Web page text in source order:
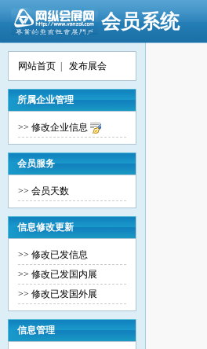
会员系统
网站首页 发布展会
所属企业管理
>> 修改企业信息
会员服务
>> 会员天数
信息修改更新
>> 修改已发信息
>> 修改已发国内展
>> 修改已发国外展
信息管理